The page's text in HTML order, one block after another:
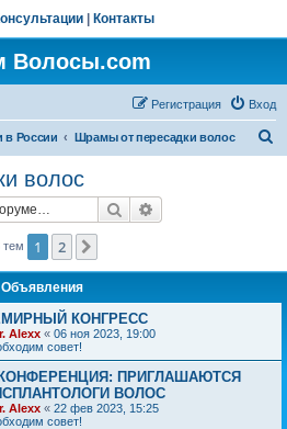
Контакты
Волосы.com
Вход
Регистрация
в России Шрамы от пересадки волос
волос
Поиск
тем 1 2
Объявления
КОНГРЕСС
Alexx « 06 ноя 2023, 19:00
совет!
ПРИГЛАШАЮТСЯ
ВОЛОС
Alexx « 22 фев 2023, 15:25
совет!